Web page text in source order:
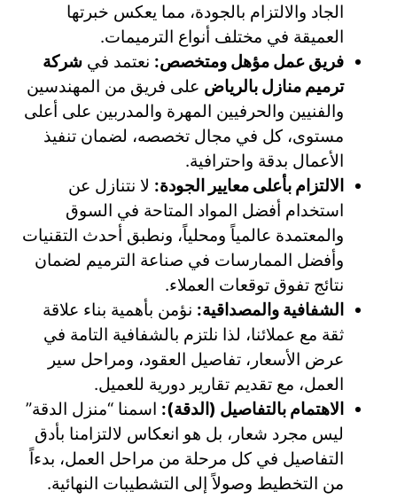
الجاد والالتزام بالجودة، مما يعكس خبرتها
العميقة في مختلف أنواع الترميمات.
فريق عمل مؤهل ومتخصص: نعتمد في شركة
ترميم منازل بالرياض على فريق من المهندسين
والفنيين والحرفيين المهرة والمدربين على أعلى
مستوى، كل في مجال تخصصه، لضمان تنفيذ
الأعمال بدقة واحترافية.
الالتزام بأعلى معايير الجودة: لا نتنازل عن
استخدام أفضل المواد المتاحة في السوق
والمعتمدة عالمياً ومحلياً، ونطبق أحدث التقنيات
وأفضل الممارسات في صناعة الترميم لضمان
نتائج تفوق توقعات العملاء.
الشفافية والمصداقية: نؤمن بأهمية بناء علاقة
ثقة مع عملائنا، لذا نلتزم بالشفافية التامة في
عرض الأسعار، تفاصيل العقود، ومراحل سير
العمل، مع تقديم تقارير دورية للعميل.
الاهتمام بالتفاصيل (الدقة): اسمنا “منزل الدقة”
ليس مجرد شعار، بل هو انعكاس لالتزامنا بأدق
التفاصيل في كل مرحلة من مراحل العمل، بدءاً
من التخطيط وصولاً إلى التشطيبات النهائية.